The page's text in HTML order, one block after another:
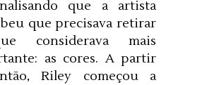
que a artista
que precisava retirar
considerava mais
as cores. A partir
Riley começou a